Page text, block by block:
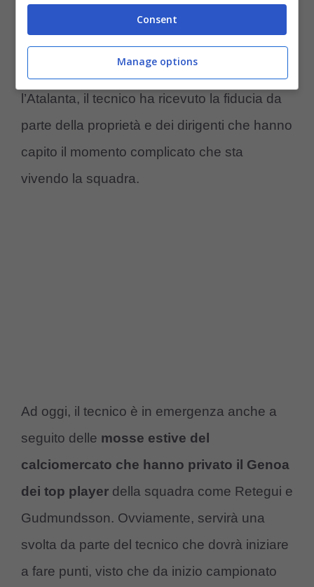
, la società ha confermato
sulla panchina del Genoa Gilardino.
Nonostante il 5-1 di Bergamo contro
l’Atalanta, il tecnico ha ricevuto la fiducia da
parte della proprietà e dei dirigenti che hanno
capito il momento complicato che sta
vivendo la squadra.
Ad oggi, il tecnico è in emergenza anche a
seguito delle mosse estive del
calciomercato che hanno privato il Genoa
dei top player della squadra come Retegui e
Gudmundsson. Ovviamente, servirà una
svolta da parte del tecnico che dovrà iniziare
a fare punti, visto che da inizio campionato
Consent
Manage options